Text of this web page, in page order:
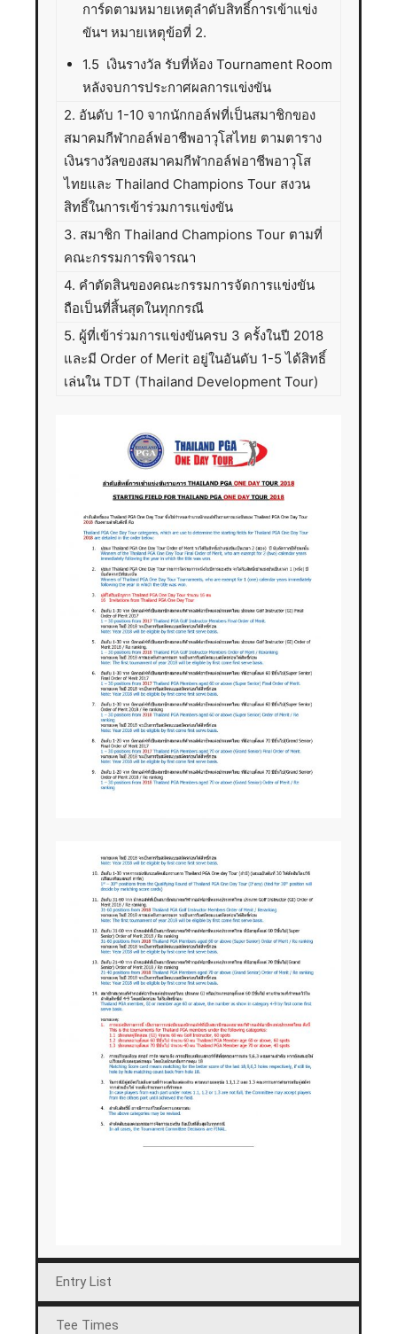
การ์ดตามหมายเหตุลำดับสิทธิ์การเข้าแข่ง
ขันฯ หมายเหตุข้อที่ 2.
1.5 เงินรางวัล รับที่ห้อง Tournament Room
หลังจบการประกาศผลการแข่งขัน
2. อันดับ 1-10 จากนักกอล์ฟที่เป็นสมาชิกของ
สมาคมกีฬากอล์ฟอาชีพอาวุโสไทย ตามตาราง
เงินรางวัลของสมาคมกีฬากอล์ฟอาชีพอาวุโส
ไทยและ Thailand Champions Tour สงวน
สิทธิ์ในการเข้าร่วมการแข่งขัน
3. สมาชิก Thailand Champions Tour ตามที่
คณะกรรมการพิจารณา
4. คำตัดสินของคณะกรรมการจัดการแข่งขัน
ถือเป็นที่สิ้นสุดในทุกกรณี
5. ผู้ที่เข้าร่วมการแข่งขันครบ 3 ครั้งในปี 2018
และมี Order of Merit อยู่ในอันดับ 1-5 ได้สิทธิ์
เล่นใน TDT (Thailand Development Tour)
Entry List
Tee Times